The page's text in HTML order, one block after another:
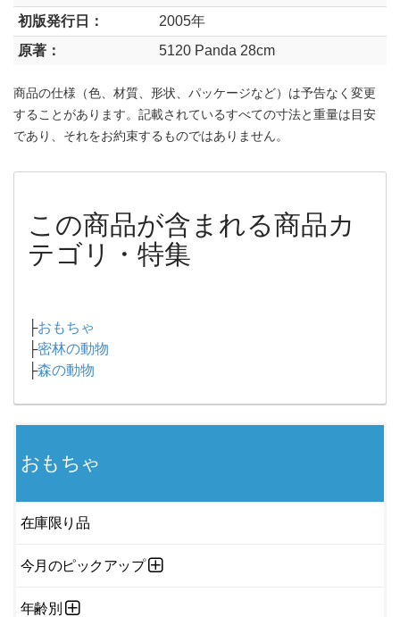
初版発行日：
2005年
原著：
5120 Panda 28cm
商品の仕様（色、材質、形状、パッケージなど）は予告なく変更
することがあります。記載されているすべての寸法と重量は目安
であり、それをお約束するものではありません。
この商品が含まれる商品カ
テゴリ・特集
├おもちゃ
├密林の動物
├森の動物
おもちゃ
在庫限り品
今月のピックアップ
年齢別